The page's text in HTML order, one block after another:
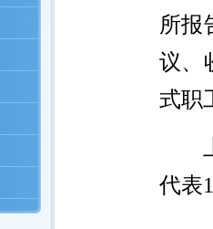
所报
议、
式职
代表